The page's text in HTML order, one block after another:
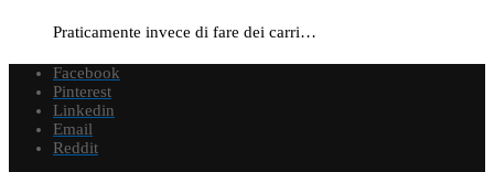
Praticamente invece di fare dei carri…
Facebook
Pinterest
Linkedin
Email
Reddit